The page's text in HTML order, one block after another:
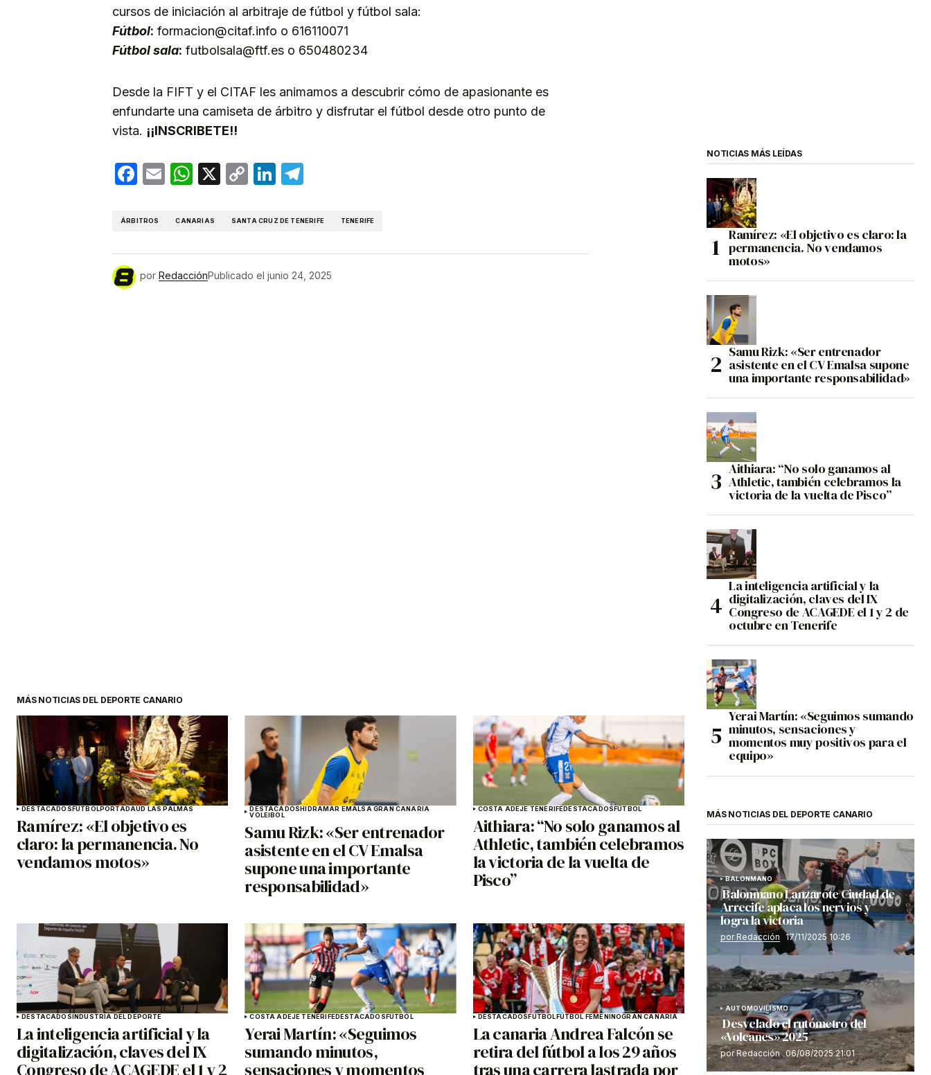
cursos de iniciación al arbitraje de fútbol y fútbol sala:
Fútbol: formacion@citaf.info o 616110071
Fútbol sala: futbolsala@ftf.es o 650480234
Desde la FIFT y el CITAF les animamos a descubrir cómo de apasionante es
enfundarte una camiseta de árbitro y disfrutar el fútbol desde otro punto de
vista. ¡¡INSCRIBETE!!
Facebook
EmailWhatsApp
X
CopyLinkedIn
ÁRBITROS CANARIAS SANTA CRUZ DE TENERIFE TENERIFE
por RedacciónPublicado el junio 24, 2025
MÁS NOTICIAS DEL DEPORTE CANARIO
DESTACADOSFÚTBOLPORTADAUD LAS PALMAS
Ramírez: «El objetivo es
claro: la permanencia. No
vendamos motos»
DESTACADOSHIDRAMAR EMALSA GRAN CANARIA
VOLEIBOL
Samu Rizk: «Ser entrenador
asistente en el CV Emalsa
supone una importante
responsabilidad»
COSTA ADEJE TENERIFEDESTACADOSFÚTBOL
Aithiara: “No solo ganamos al
Athletic, también celebramos
la victoria de la vuelta de
Pisco”
DESTACADOSINDUSTRIA DEL DEPORTE
La inteligencia artificial y la
digitalización, claves del IX
Congreso de ACAGEDE el 1 y 2
COSTA ADEJE TENERIFEDESTACADOSFÚTBOL
Yerai Martín: «Seguimos
sumando minutos,
sensaciones y momentos
DESTACADOSFÚTBOLFÚTBOL FEMENINOGRAN CANARIA
La canaria Andrea Falcón se
retira del fútbol a los 29 años
tras una carrera lastrada por
NOTICIAS MÁS LEÍDAS
Ramírez: «El objetivo es claro: la
permanencia. No vendamos
motos»
Samu Rizk: «Ser entrenador
asistente en el CV Emalsa supone
una importante responsabilidad»
Aithiara: “No solo ganamos al
Athletic, también celebramos la
victoria de la vuelta de Pisco”
La inteligencia artificial y la
digitalización, claves del IX
Congreso de ACAGEDE el 1 y 2 de
octubre en Tenerife
Yerai Martín: «Seguimos sumando
minutos, sensaciones y
momentos muy positivos para el
equipo»
MÁS NOTICIAS DEL DEPORTE CANARIO
BALONMANO
Balonmano Lanzarote Ciudad de
Arrecife aplaca los nervios y
logra la victoria
por Redacción 17/11/2025 10:26
AUTOMOVILISMO
Desvelado el rutómetro del
«Volcanes» 2025
por Redacción 06/08/2025 21:01